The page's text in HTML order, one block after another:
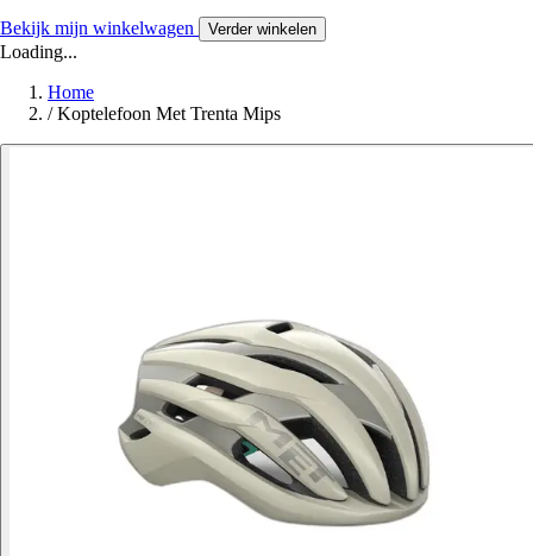
Bekijk mijn winkelwagen Verder winkelen
Loading...
Home
/ Koptelefoon Met Trenta Mips